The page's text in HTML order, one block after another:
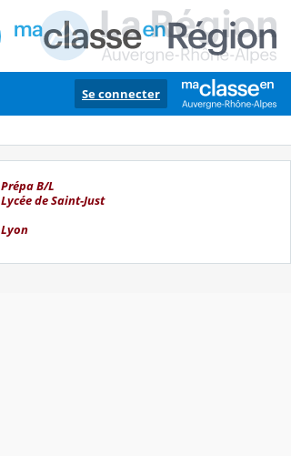
Se connecter
Prépa B/L
Lycée de Saint-Just
Lyon